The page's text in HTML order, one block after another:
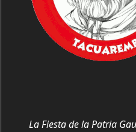
La Fiesta de la Patria